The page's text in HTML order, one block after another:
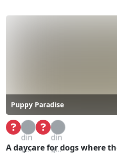
Puppy Paradise
Loa
din
g...
Loa
din
g...
A daycare for dogs where